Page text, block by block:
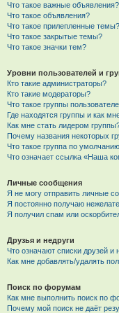
Что такое важные объявления?
Что такое объявления?
Что такое прилепленные темы?
Что такое закрытые темы?
Что такое значки тем?
Уровни пользователей и
Кто такие администраторы?
Кто такие модераторы?
Что такое группы
Где находятся группы и как
Как мне стать лидером
Почему названия некоторых
Что такое группа по
Что означает ссылка «Наша
Личные сообщения
Я не могу отправить личные
Я постоянно получаю
Я получил спам или
Друзья и недруги
Что означают списки друзей и
Как мне добавлять/удалять
Поиск по форумам
Как мне выполнить поиск по
Почему мой поиск не даёт